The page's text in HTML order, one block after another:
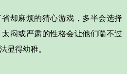
麻烦的猜心游戏，多半会选择
闷或严肃的性格会让他们喘不过
显得幼稚。